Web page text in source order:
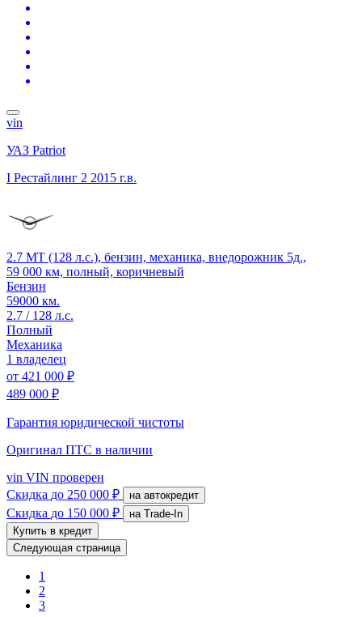
vin
УАЗ Patriot
I Рестайлинг 2 2015 г.в.
2.7 MT (128 л.с.), бензин, механика, внедорожник 5д.,
59 000 км, полный, коричневый
Бензин
59000 км.
2.7 / 128 л.с.
Полный
Механика
1 владелец
от 421 000 ₽
489 000 ₽
Гарантия юридической чистоты
Оригинал ПТС в наличии
vin VIN проверен
Скидка до 250 000 ₽ на автокредит
Скидка до 150 000 ₽
на Trade-In
Купить в кредит
Следующая страница
1
2
3